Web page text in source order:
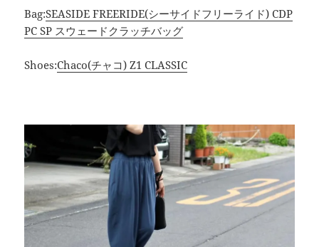
Bag:SEASIDE FREERIDE(シーサイドフリーライド) CDP
PC SP スウェードクラッチバッグ
Shoes:Chaco(チャコ) Z1 CLASSIC